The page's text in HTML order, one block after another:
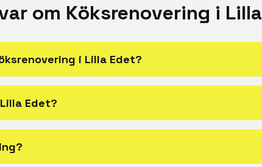
om Köksrenovering i Lilla
i Lilla Edet?
Edet?